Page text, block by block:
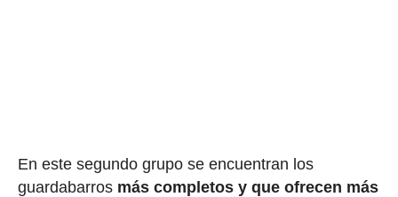
En este segundo grupo se encuentran los
guardabarros más completos y que ofrecen más